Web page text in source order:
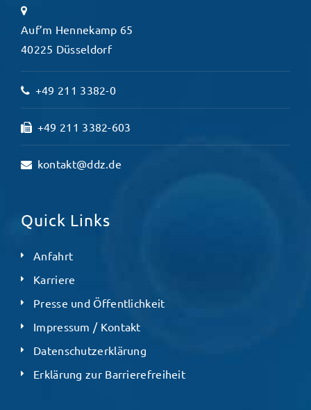
Auf’m Hennekamp 65
40225 Düsseldorf
+49 211 3382-0
+49 211 3382-603
kontakt@ddz.de
Quick Links
Anfahrt
Karriere
Presse und Öffentlichkeit
Impressum / Kontakt
Datenschutzerklärung
Erklärung zur Barrierefreiheit